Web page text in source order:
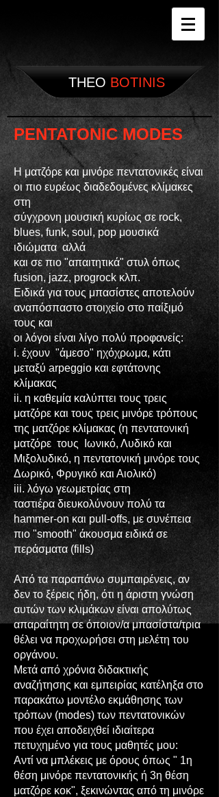
THEO BOTINIS
PENTATONIC MODES
Η ματζόρε και μινόρε πεντατονικές είναι
οι πιο ευρέως διαδεδομένεςκλίμακες
στη
σύγχρονη μουσική κυρίως σε rock,
blues, funk, soul, pop μουσικά
ιδιώματααλλά
και σε πιο "απαιτητικά" στυλ όπως
fusion, jazz, progrock κλπ.
Ειδικά για τους μπασίστες αποτελούν
αναπόσπαστο στοιχείο στο παίξιμό
τους και
οι λόγοι είναι λίγο πολύ προφανείς:
i. έχουν "άμεσο" ηχόχρωμα, κάτι
μεταξύ arpeggio και εφτάτονης
κλίμακας
ii. η καθεμία καλύπτει τους τρεις
ματζόρε και τους τρεις μινόρε τρόπους
της ματζόρε κλίμακας (η πεντατονική
ματζόρε τους Ιωνικό, Λυδικό και
Μιξολυδικό, η πεντατονική μινόρε τους
Δωρικό, Φρυγικό και Αιολικό)
iii. λόγω γεωμετρίας στη
ταστιέρα διευκολύνουν πολύ τα
hammer-on και pull-offs, με συνέπεια
πιο "smooth" άκουσμα ειδικά σε
περάσματα (fills)
Από τα παραπάνω συμπαιρένεις, αν
δεν το ξέρεις ήδη, ότι η άριστη γνώση
αυτών των κλιμάκων είναι απολύτως
απαραίτητη σε όποιον/α μπασίστα/τρια
θέλει να προχωρήσει στη μελέτη του
οργάνου.
Μετά από χρόνια διδακτικής
αναζήτησης και εμπειρίας κατέληξα στο
παρακάτω μοντέλο εκμάθησης των
τρόπων (modes) των πεντατονικών
που έχει αποδειχθεί ιδιαίτερα
πετυχημένο για τους μαθητές μου:
Αντί να μπλέκεις με όρους όπως " 1η
θέση μινόρε πεντατονικής ή 3η θέση
ματζόρε κοκ", ξεκινώντας από τη μινόρε